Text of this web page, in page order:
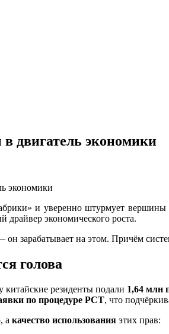
двигатель экономики
экономики
и уверенно штурмует
драйвер экономического роста.
он зарабатывает на этом. Причём
голова
китайские резиденты подали 1,64 млн
по процедуре PCT, что
а качество использования этих прав: